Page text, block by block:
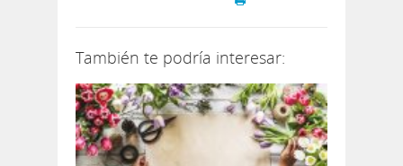
También te podría interesar: